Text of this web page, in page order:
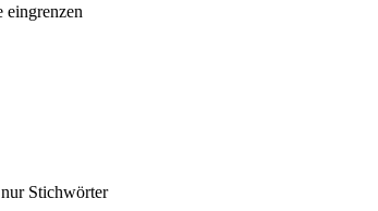
eingrenzen
Stichwörter